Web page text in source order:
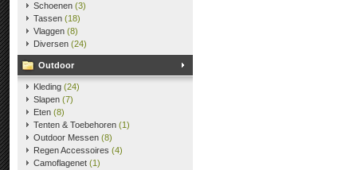
Schoenen (3)
Tassen (18)
Vlaggen (8)
Diversen (24)
Outdoor
Kleding (24)
Slapen (7)
Eten (8)
Tenten & Toebehoren (1)
Outdoor Messen (8)
Regen Accessoires (4)
Camoflagenet (1)